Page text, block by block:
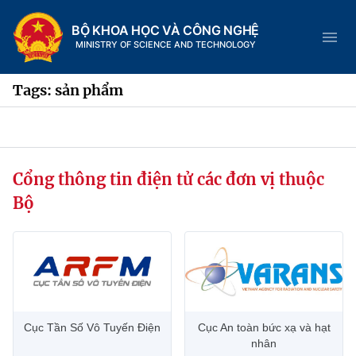
BỘ KHOA HỌC VÀ CÔNG NGHỆ
MINISTRY OF SCIENCE AND TECHNOLOGY
Trang chủ
Chức năng nhiệm vụ
Tin tức sự kiện
Hệ thống văn bản
Tags: sản phẩm
Cổng thông tin điện tử các đơn vị thuộc
Bộ
Cục Tần Số Vô Tuyến Điện
Cục An toàn bức xạ và hạt
nhân